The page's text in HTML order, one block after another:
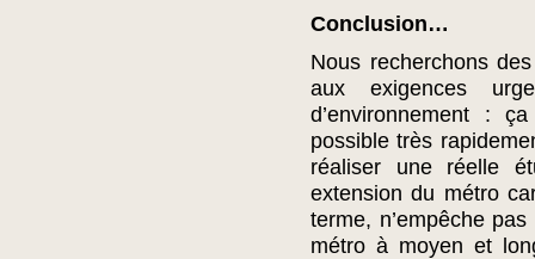
Conclusion…
Nous recherchons
aux exigences
d’environnement :
possible très
réaliser une réelle
extension du métro
terme, n’empêche
métro à moyen et